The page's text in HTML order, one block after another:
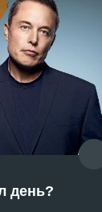
день?